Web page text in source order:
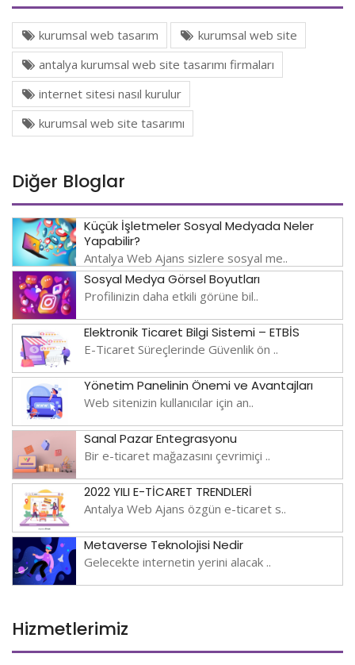
kurumsal web tasarım
kurumsal web site
antalya kurumsal web site tasarımı firmaları
internet sitesi nasıl kurulur
kurumsal web site tasarımı
Diğer Bloglar
Küçük İşletmeler Sosyal Medyada Neler
Yapabilir?
Antalya Web Ajans sizlere sosyal me..
Sosyal Medya Görsel Boyutları
Profilinizin daha etkili görüne bil..
Elektronik Ticaret Bilgi Sistemi – ETBİS
E-Ticaret Süreçlerinde Güvenlik ön ..
Yönetim Panelinin Önemi ve Avantajları
Web sitenizin kullanıcılar için an..
Sanal Pazar Entegrasyonu
Bir e-ticaret mağazasını çevrimiçi ..
2022 YILI E-TİCARET TRENDLERİ
Antalya Web Ajans özgün e-ticaret s..
Metaverse Teknolojisi Nedir
Gelecekte internetin yerini alacak ..
Hizmetlerimiz